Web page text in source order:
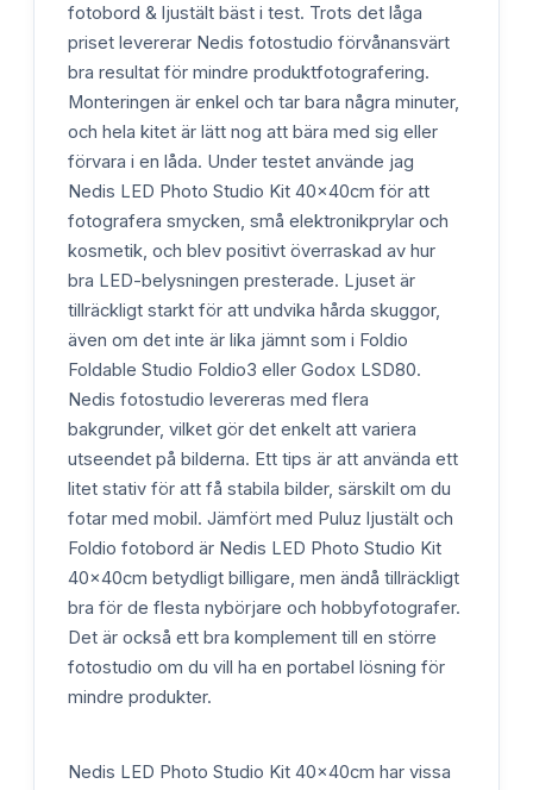
fotobord & ljustält bäst i test. Trots det låga
priset levererar Nedis fotostudio förvånansvärt
bra resultat för mindre produktfotografering.
Monteringen är enkel och tar bara några minuter,
och hela kitet är lätt nog att bära med sig eller
förvara i en låda. Under testet använde jag
Nedis LED Photo Studio Kit 40x40cm för att
fotografera smycken, små elektronikprylar och
kosmetik, och blev positivt överraskad av hur
bra LED-belysningen presterade. Ljuset är
tillräckligt starkt för att undvika hårda skuggor,
även om det inte är lika jämnt som i Foldio
Foldable Studio Foldio3 eller Godox LSD80.
Nedis fotostudio levereras med flera
bakgrunder, vilket gör det enkelt att variera
utseendet på bilderna. Ett tips är att använda ett
litet stativ för att få stabila bilder, särskilt om du
fotar med mobil. Jämfört med Puluz ljustält och
Foldio fotobord är Nedis LED Photo Studio Kit
40x40cm betydligt billigare, men ändå tillräckligt
bra för de flesta nybörjare och hobbyfotografer.
Det är också ett bra komplement till en större
fotostudio om du vill ha en portabel lösning för
mindre produkter.
Nedis LED Photo Studio Kit 40x40cm har vissa